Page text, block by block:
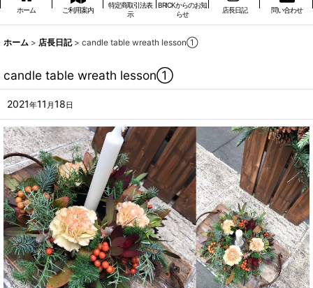
ホーム ご利用案内
特定商取引法表
示
BRICKからのお知
らせ
店長日記 問い合わせ
ホーム > 店長日記 > candle table wreath lesson①
candle table wreath lesson①
2021年11 月 18 日